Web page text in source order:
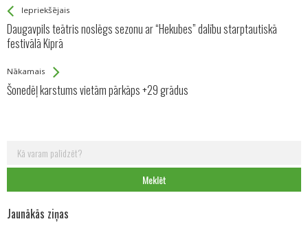
See more
Iepriekšējais
Daugavpils teātris noslēgs sezonu ar “Hekubes” dalību starptautiskā
festivālā Kiprā
Back
All
Entries
Nākamais
Šonedēļ karstums vietām pārkāps +29 grādus
Meklēt:
Jaunākās ziņas